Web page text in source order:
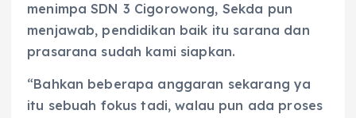
menimpa SDN 3 Cigorowong, Sekda pun
menjawab, pendidikan baik itu sarana dan
prasarana sudah kami siapkan.
“Bahkan beberapa anggaran sekarang ya
itu sebuah fokus tadi, walau pun ada proses